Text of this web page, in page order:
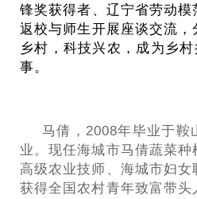
锋奖获得者、辽宁省劳动
返校与师生开展座谈交流
乡村，科技兴农，成为乡
事。
马倩，2008年毕业于鞍
业。现任海城市马倩蔬菜种
高级农业技师、海城市妇
获得全国农村青年致富带